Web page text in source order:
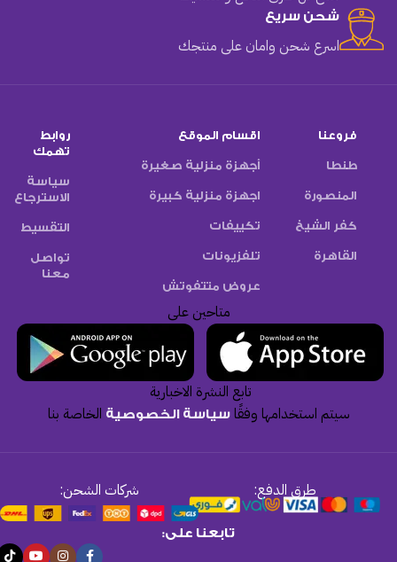
شحن سريع
اسرع شحن وامان على منتجك
فروعنا
طنطا
المنصورة
كفر الشيخ
القاهرة
اقسام الموقع
أجهزة منزلية صغيرة
اجهزة منزلية كبيرة
تكييفات
تلفزيونات
عروض متتفوتش
روابط
تهمك
سياسة
الاسترجاع
التقسيط
تواصل
معنا
متاحين على
تابع النشرة الاخبارية
سيتم استخدامها وفقًاسياسة الخصوصية الخاصة بنا
طرق الدفع: شركات الشحن:
تابعنا على: